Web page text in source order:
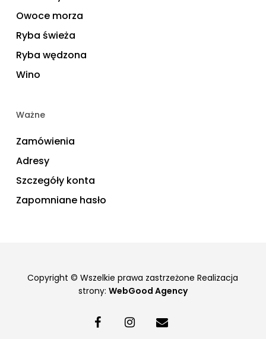
Owoce morza
Ryba świeża
Ryba wędzona
Wino
Ważne
Zamówienia
Adresy
Szczegóły konta
Zapomniane hasło
Copyright © Wszelkie prawa zastrzeżone Realizacja
strony: WebGood Agency